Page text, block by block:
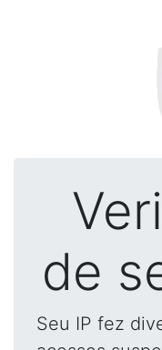
de
Seu IP fez